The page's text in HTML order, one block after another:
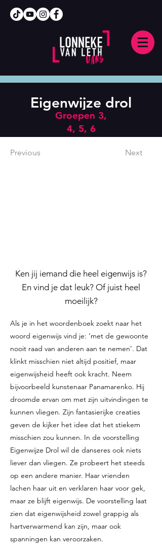
Eigenwijze drol
Groepen 3,
4, 5, 6
Previous Next
Ken jij iemand die heel eigenwijs is?
En vind je dat leuk? Of juist heel
moeilijk?
Als je in het woordenboek zoekt naar het
woord eigenwijs vind je: ‘met de gewoonte
nooit raad van anderen aan te nemen’. Dat
klinkt misschien niet altijd positief, maar
eigenwijsheid heeft ook kracht. Neem
bijvoorbeeld kunstenaar Panamarenko. Hij
droomde ervan om met zijn uitvindingen te
kunnen vliegen. Zijn fantasierijke creaties
geven de kijker het idee dat het stiekem
misschien zou kunnen. In de voorstelling
Eigenwijze Drol wil de danseres ook niets
liever dan vliegen. Ze probeert het steeds
op een andere manier. Haar vrienden
lachen haar uit en verklaren haar voor gek,
maar ze blijft eigenwijs. De voorstelling laat
zien dat eigenwijsheid zowel grappig als
hartverwarmend kan zijn, maar ook
spanningen kan veroorzaken.